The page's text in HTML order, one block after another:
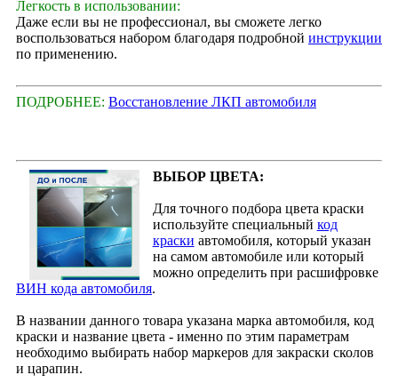
Легкость в использовании:
Даже если вы не профессионал, вы сможете легко
воспользоваться набором благодаря подробной инструкции
по применению.
ПОДРОБНЕЕ: Восстановление ЛКП автомобиля
ВЫБОР ЦВЕТА:
Для точного подбора цвета краски
используйте специальный код
краски автомобиля, который указан
на самом автомобиле или который
можно определить при расшифровке
ВИН кода автомобиля.
В названии данного товара указана марка автомобиля, код
краски и название цвета - именно по этим параметрам
необходимо выбирать набор маркеров для закраски сколов
и царапин.